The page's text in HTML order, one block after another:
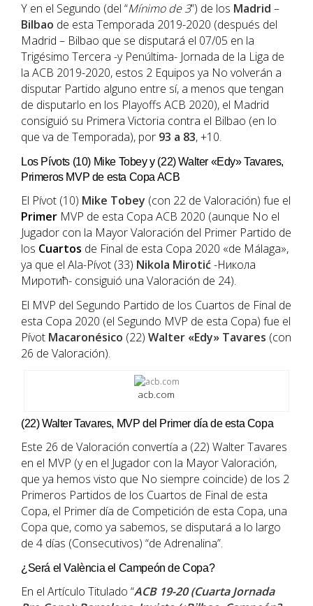
Y en el Segundo (del “Mínimo de 3”) de los Madrid –
Bilbao de esta Temporada 2019-2020 (después del
Madrid – Bilbao que se disputará el 07/05 en la
Trigésimo Tercera -y Penúltima- Jornada de la Liga de
la ACB 2019-2020, estos 2 Equipos ya No volverán a
disputar Partido alguno entre sí, a menos que tengan
de disputarlo en los Playoffs ACB 2020), el Madrid
consiguió su Primera Victoria contra el Bilbao (en lo
que va de Temporada), por 93 a 83, +10.
Los Pívots (10) Mike Tobey y (22) Walter «Edy» Tavares,
Primeros MVP de esta Copa ACB
El Pívot (10) Mike Tobey (con 22 de Valoración) fue el
Primer MVP de esta Copa ACB 2020 (aunque No el
Jugador con la Mayor Valoración del Primer Partido de
los Cuartos de Final de esta Copa 2020 «de Málaga»,
ya que el Ala-Pívot (33) Nikola Mirotić-Никола
Миротић- consiguió una Valoración de 24).
El MVP del Segundo Partido de los Cuartos de Final de
esta Copa 2020 (el Segundo MVP de esta Copa) fue el
Pívot Macaronésico (22) Walter «Edy» Tavares (con
26 de Valoración).
acb.com
(22) Walter Tavares, MVP del Primer día de esta Copa
Este 26 de Valoración convertía a (22) Walter Tavares
en el MVP (y en el Jugador con la Mayor Valoración,
que ya hemos visto que No siempre coincide) de los 2
Primeros Partidos de los Cuartos de Final de esta
Copa, el Primer día de Competición de esta Copa, una
Copa que, como ya sabemos, se disputará a lo largo
de 4 días (Consecutivos) “de Adrenalina”.
¿Será el València el Campeón de Copa?
En el Artículo Titulado “ACB 19-20 (Cuarta Jornada